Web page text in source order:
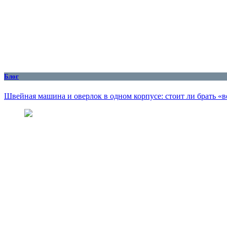
Блог
Швейная машина и оверлок в одном корпусе: стоит ли брать